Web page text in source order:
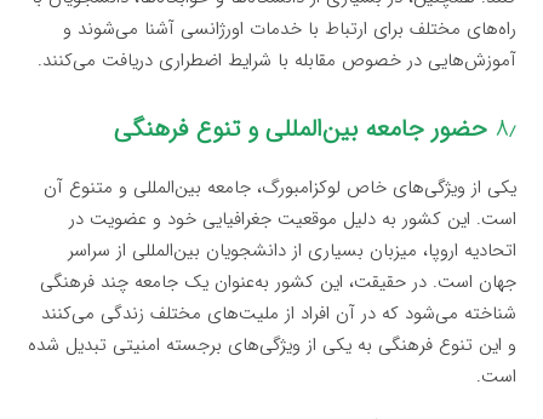
راه‌های مختلف برای ارتباط با خدمات اورژانسی آشنا می‌شوند و
آموزش‌هایی در خصوص مقابله با شرایط اضطراری دریافت می‌کنند.
۸٫ حضور جامعه بین‌المللی و تنوع فرهنگی
یکی از ویژگی‌های خاص لوکزامبورگ، جامعه بین‌المللی و متنوع آن
است. این کشور به دلیل موقعیت جغرافیایی خود و عضویت در
اتحادیه اروپا، میزبان بسیاری از دانشجویان بین‌المللی از سراسر
جهان است. در حقیقت، این کشور به‌عنوان یک جامعه چند فرهنگی
شناخته می‌شود که در آن افراد از ملیت‌های مختلف زندگی می‌کنند
و این تنوع فرهنگی به یکی از ویژگی‌های برجسته امنیتی تبدیل شده
است.